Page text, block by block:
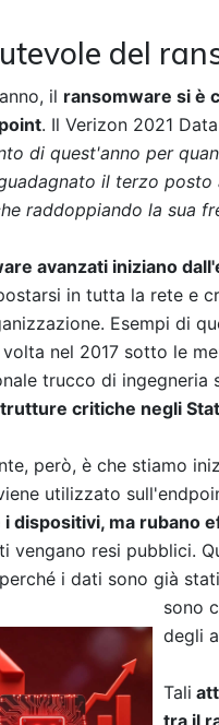
del
il ransomware si è
. Il Verizon 2021
di quest'anno per
il terzo
raddoppiando la sua
avanzati iniziano
in tutta la rete e
Esempi di
nel 2017 sotto le
trucco di ingegneria
critiche negli
però, è che stiamo
utilizzato
dispositivi, ma rubano
vengano resi pubblici.
i dati sono già
sono
degli
Tali